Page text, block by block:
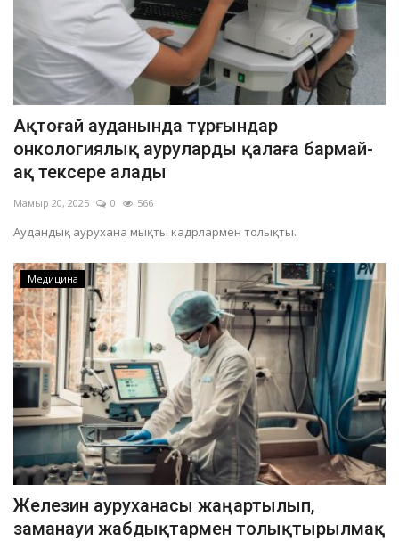
Ақтоғай ауданында тұрғындар
онкологиялық ауруларды қалаға бармай-
ақ тексере алады
Мамыр 20, 2025 0 566
Аудандық аурухана мықты кадрлармен толықты.
Медицина
Железин ауруханасы жаңартылып,
заманауи жабдықтармен толықтырылмақ